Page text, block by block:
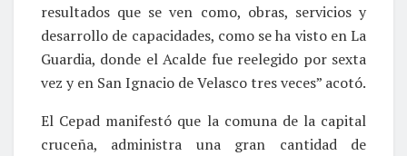
resultados que se ven como, obras, servicios y
desarrollo de capacidades, como se ha visto en La
Guardia, donde el Acalde fue reelegido por sexta
vez y en San Ignacio de Velasco tres veces” acotó.
El Cepad manifestó que la comuna de la capital
cruceña, administra una gran cantidad de